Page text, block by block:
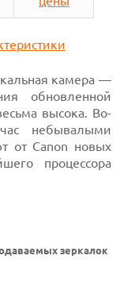
камера —
обновленной
высока. Во-
небывалыми
от Canon новых
процессора
зеркалок